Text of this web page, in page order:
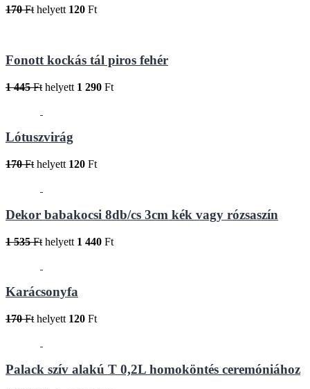
170 Ft helyett 120 Ft
Fonott kockás tál piros fehér
1 445 Ft helyett 1 290 Ft
Lótuszvirág
170 Ft helyett 120 Ft
Dekor babakocsi 8db/cs 3cm kék vagy rózsaszín
1 535 Ft helyett 1 440 Ft
Karácsonyfa
170 Ft helyett 120 Ft
Palack szív alakú T 0,2L homoköntés ceremóniához